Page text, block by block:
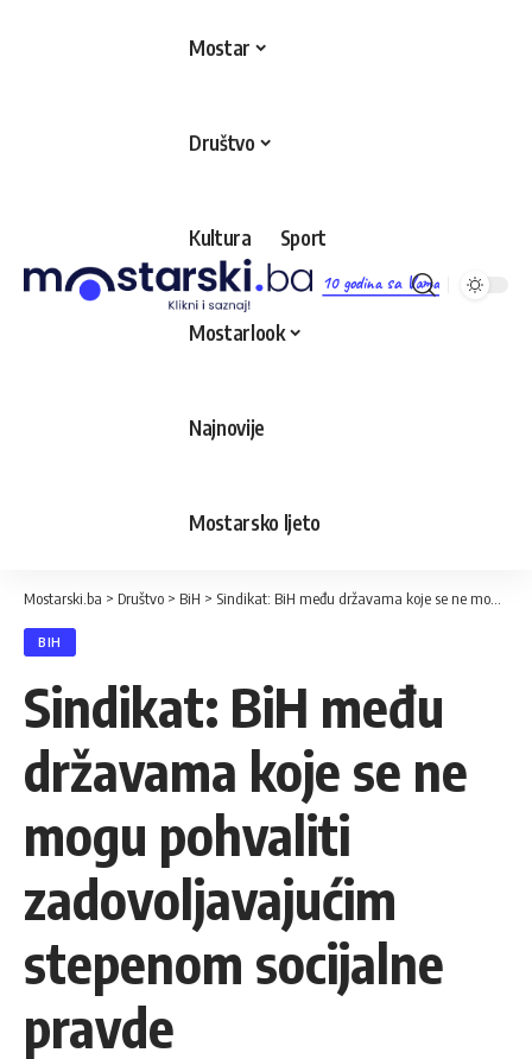
10 godina sa Vama
Mostar
Društvo
Kultura Sport
Mostarlook
Najnovije
Mostarsko ljeto
Mostarski.ba > Društvo > BiH > Sindikat: BiH među državama koje se ne mogu pohvaliti zadovoljavajućim stepenom socijalne pravde
BIH
Sindikat: BiH među
državama koje se ne
mogu pohvaliti
zadovoljavajućim
stepenom socijalne
pravde